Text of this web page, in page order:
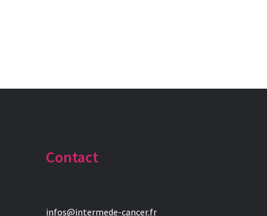
Contact
infos@intermede-cancer.fr